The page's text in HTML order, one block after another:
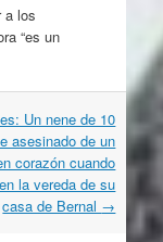
a los
“es un
Un nene de 10
asesinado de un
corazón cuando
la vereda de su
casa de Bernal →